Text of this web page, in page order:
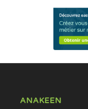
ANAKEEN